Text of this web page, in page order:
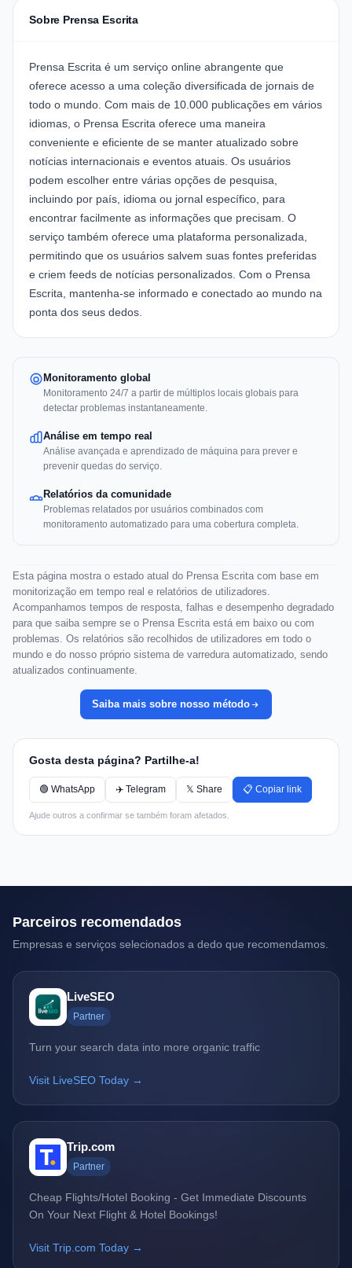
Sobre Prensa Escrita
Prensa Escrita é um serviço online abrangente que
oferece acesso a uma coleção diversificada de jornais de
todo o mundo. Com mais de 10.000 publicações em vários
idiomas, o Prensa Escrita oferece uma maneira
conveniente e eficiente de se manter atualizado sobre
notícias internacionais e eventos atuais. Os usuários
podem escolher entre várias opções de pesquisa,
incluindo por país, idioma ou jornal específico, para
encontrar facilmente as informações que precisam. O
serviço também oferece uma plataforma personalizada,
permitindo que os usuários salvem suas fontes preferidas
e criem feeds de notícias personalizados. Com o Prensa
Escrita, mantenha-se informado e conectado ao mundo na
ponta dos seus dedos.
Monitoramento global
Monitoramento 24/7 a partir de múltiplos locais globais para
detectar problemas instantaneamente.
Análise em tempo real
Análise avançada e aprendizado de máquina para prever e
prevenir quedas do serviço.
Relatórios da comunidade
Problemas relatados por usuários combinados com
monitoramento automatizado para uma cobertura completa.
Esta página mostra o estado atual do Prensa Escrita com base em
monitorização em tempo real e relatórios de utilizadores.
Acompanhamos tempos de resposta, falhas e desempenho degradado
para que saiba sempre se o Prensa Escrita está em baixo ou com
problemas. Os relatórios são recolhidos de utilizadores em todo o
mundo e do nosso próprio sistema de varredura automatizado, sendo
atualizados continuamente.
Saiba mais sobre nosso método
Gosta desta página? Partilhe-a!
🟢 WhatsApp ✈️ Telegram 𝕏 Share 📋 Copiar link
Ajude outros a confirmar se também foram afetados.
Parceiros recomendados
Empresas e serviços selecionados a dedo que recomendamos.
LiveSEO
Partner
Turn your search data into more organic traffic
Visit LiveSEO Today →
Trip.com
Partner
Cheap Flights/Hotel Booking - Get Immediate Discounts
On Your Next Flight & Hotel Bookings!
Visit Trip.com Today →